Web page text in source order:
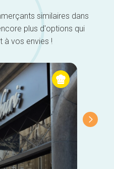
similaires dans
plus d'options qui
à vos envies !